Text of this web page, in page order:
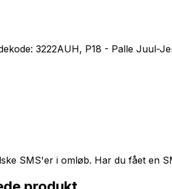
3222AUH, P18 - Palle Juul-
SMS'er i omløb. Har du fået en